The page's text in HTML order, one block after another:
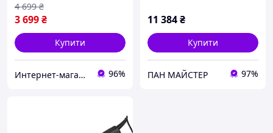
3 699₴
4 699 ₴
Купити
Интернет-магазин Zhuk 96%
11 384₴
Купити
ПАН МАЙСТЕР 97%